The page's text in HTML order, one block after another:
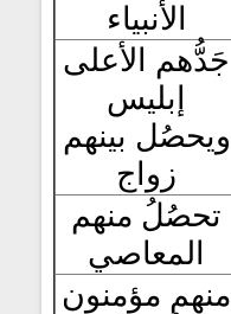
الأنبياء
جَدُّهم الأعلى
إبليس
ويحصُل بينهم
زواج
تحصُلُ منهم
المعاصي
منهم مؤمنون